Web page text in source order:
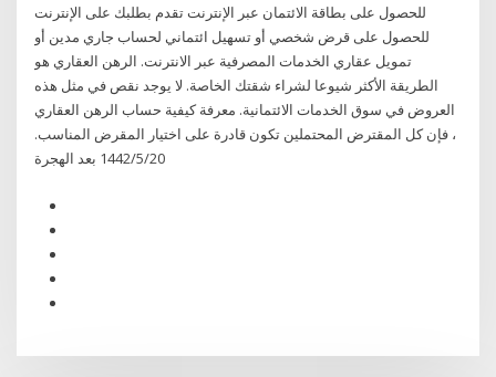
للحصول على بطاقة الائتمان عبر الإنترنت تقدم بطلبك على الإنترنت
للحصول على قرض شخصي أو تسهيل ائتماني لحساب جاري مدين أو
تمويل عقاري الخدمات المصرفية عبر الانترنت. الرهن العقاري هو
الطريقة الأكثر شيوعا لشراء شقتك الخاصة. لا يوجد نقص في مثل هذه
العروض في سوق الخدمات الائتمانية. معرفة كيفية حساب الرهن العقاري
، فإن كل المقترض المحتملين تكون قادرة على اختيار المقرض المناسب.
20‏‏/5‏‏/1442 بعد الهجرة